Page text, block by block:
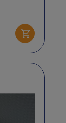
Ajouter au